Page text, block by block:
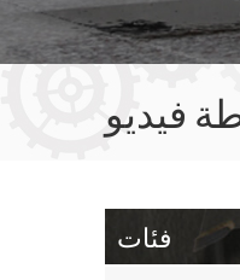
فيديو
فئات